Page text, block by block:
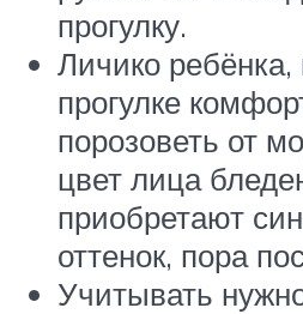
прогулку.
Личико ребёнка,
прогулке
порозоветь от
цвет лица
приобретают
оттенок, пора
Учитывать